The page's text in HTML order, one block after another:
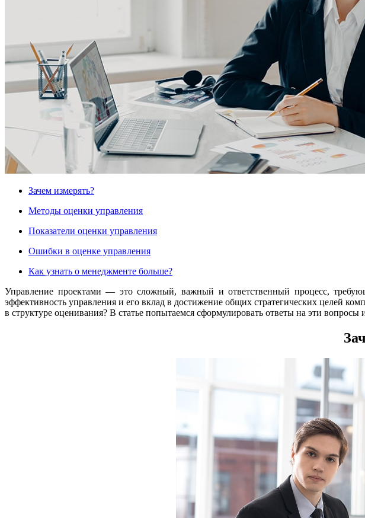
Зачем измерять?
Методы оценки управления
Показатели оценки управления
Ошибки в оценке управления
Как узнать о менеджменте больше?
Управление проектами — это сложный, важный и ответственный процесс,
эффективность управления и его вклад в достижение общих стратегических целей
в структуре оценивания? В статье попытаемся сформулировать ответы на эти